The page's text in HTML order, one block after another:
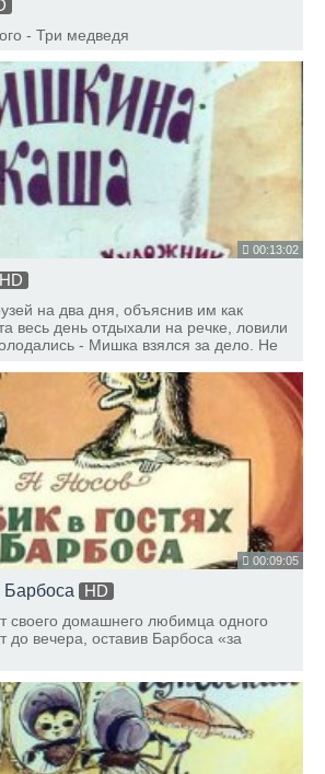
- Три медведя
00:13:02
HD
на два дня, объяснив им как
весь день отдыхали на речке, ловили
- Мишка взялся за дело. Не
00:09:05
Барбоса
HD
своего домашнего любимца одного
до вечера, оставив Барбоса «за